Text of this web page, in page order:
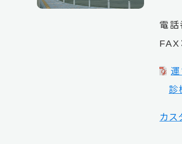
電話
FAX
診
カス